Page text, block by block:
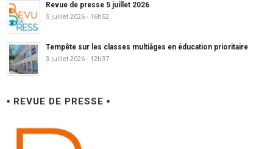
Revue de presse 5 juillet 2026
5 juillet 2026 - 16h52
Tempête sur les classes multiâges en éducation prioritaire
3 juillet 2026 - 12h37
▪ REVUE DE PRESSE ▪